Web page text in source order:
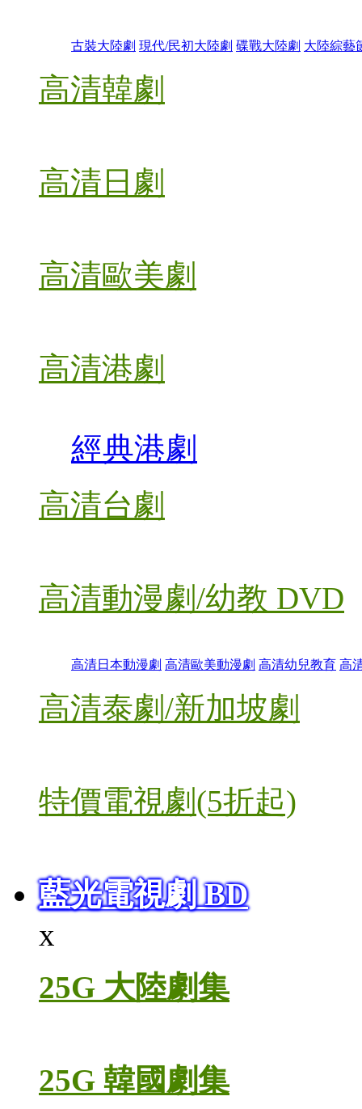
古裝大陸劇 現代/民初大陸劇 碟戰大陸劇 大陸綜藝
高清韓劇
高清日劇
高清歐美劇
高清港劇
經典港劇
高清台劇
高清動漫劇/幼教 DVD
高清日本動漫劇 高清歐美動漫劇 高清幼兒教育 高
高清泰劇/新加坡劇
特價電視劇(5折起)
藍光電視劇 BD
x
25G 大陸劇集
25G 韓國劇集